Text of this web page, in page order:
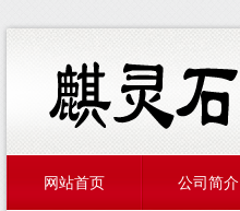
网站首页 公司简介